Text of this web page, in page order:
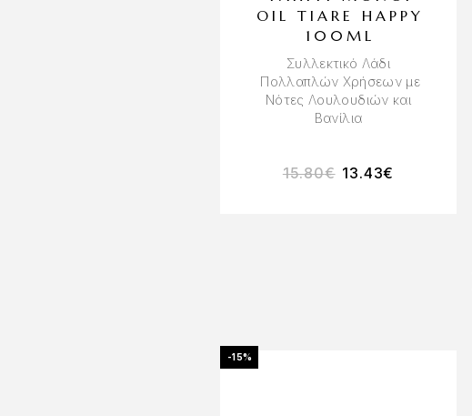
OIL TIARE HAPPY
100ML
Συλλεκτικό Λάδι
Πολλαπλών Χρήσεων με
Νότες Λουλουδιών και
Βανίλια
15.80€ 13.43€
-15%